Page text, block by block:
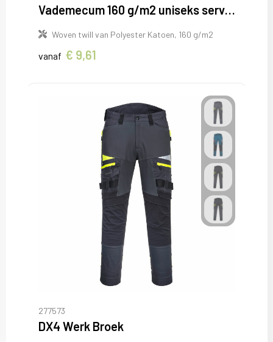
Vademecum 160 g/m2 uniseks servicebroek
Woven twill van Polyester Katoen, 160 g/m2
vanaf € 9,61
277573
DX4 Werk Broek